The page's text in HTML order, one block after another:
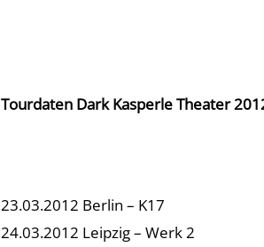
Tourdaten Dark Kasperle Theater
23.03.2012 Berlin – K17
24.03.2012 Leipzig – Werk 2